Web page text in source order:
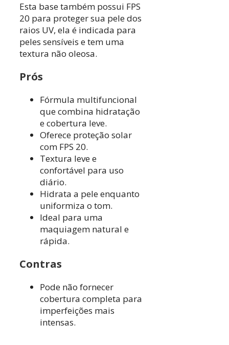
Esta base também possui FPS
20 para proteger sua pele dos
raios UV, ela é indicada para
peles sensíveis e tem uma
textura não oleosa.
Prós
Fórmula multifuncional
que combina hidratação
e cobertura leve.
Oferece proteção solar
com FPS 20.
Textura leve e
confortável para uso
diário.
Hidrata a pele enquanto
uniformiza o tom.
Ideal para uma
maquiagem natural e
rápida.
Contras
Pode não fornecer
cobertura completa para
imperfeições mais
intensas.